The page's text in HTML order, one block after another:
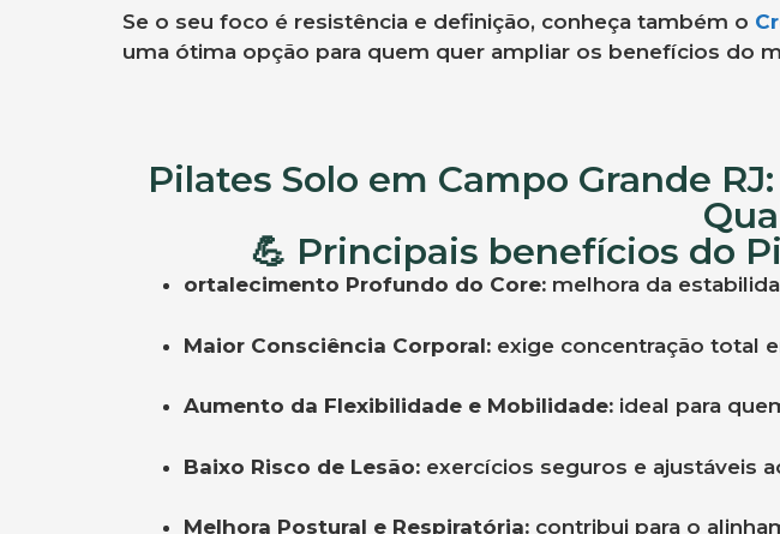
Se o seu foco é resistência e definição, conheça também o
uma ótima opção para quem quer ampliar os benefícios do
Pilates Solo em Campo Grande
💪 Principais benefícios do
ortalecimento Profundo do Core: melhora da
Maior Consciência Corporal: exige concentração total
Aumento da Flexibilidade e Mobilidade: ideal para
Baixo Risco de Lesão: exercícios seguros e ajustáveis
Melhora Postural e Respiratória: contribui para o